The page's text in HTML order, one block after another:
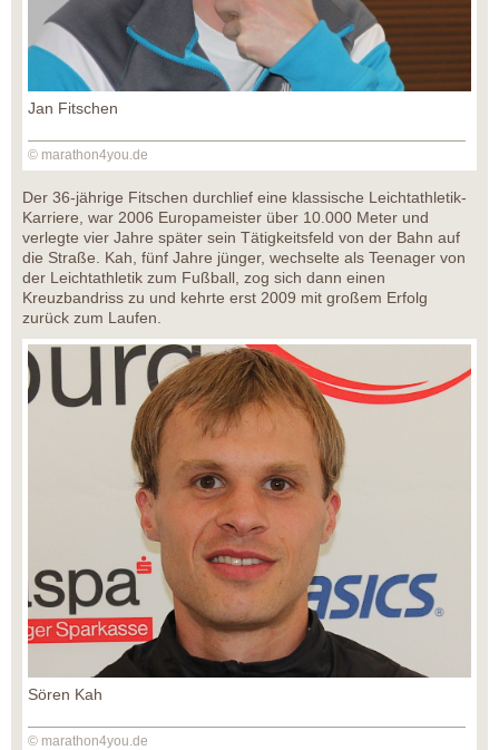
Jan Fitschen
© marathon4you.de
Der 36-jährige Fitschen durchlief eine klassische Leichtathletik-
Karriere, war 2006 Europameister über 10.000 Meter und
verlegte vier Jahre später sein Tätigkeitsfeld von der Bahn auf
die Straße. Kah, fünf Jahre jünger, wechselte als Teenager von
der Leichtathletik zum Fußball, zog sich dann einen
Kreuzbandriss zu und kehrte erst 2009 mit großem Erfolg
zurück zum Laufen.
Sören Kah
© marathon4you.de